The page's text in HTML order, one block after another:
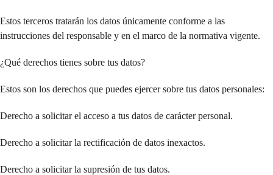
Estos terceros tratarán los datos únicamente conforme a las
instrucciones del responsable y en el marco de la normativa vigente.
¿Qué derechos tienes sobre tus datos?
Estos son los derechos que puedes ejercer sobre tus datos personales:
Derecho a solicitar el acceso a tus datos de carácter personal.
Derecho a solicitar la rectificación de datos inexactos.
Derecho a solicitar la supresión de tus datos.